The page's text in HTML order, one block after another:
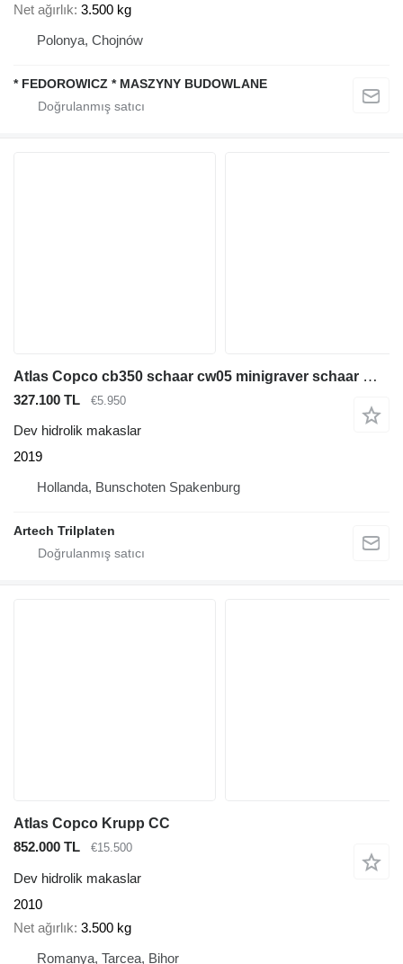
Net ağırlık 3.500 kg
Polonya, Chojnów
* FEDOROWICZ * MASZYNY BUDOWLANE
Atlas Copco cb350 schaar cw05 minigraver schaar midigraver
327.100 TL €5.950
Dev hidrolik makaslar
2019
Hollanda, Bunschoten Spakenburg
Artech Trilplaten
Atlas Copco Krupp CC
852.000 TL
€15.500
Dev hidrolik makaslar
2010
Net ağırlık 3.500 kg
Romanya, Tarcea, Bihor